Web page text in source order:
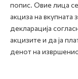
попис. Овие лица
акциза на вкупната
декларација
акцизите и да ја
денот на